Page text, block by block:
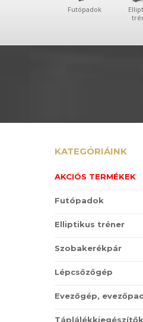
Futópadok
KATEGÓRIÁINK
AKCIÓS TERMÉKEK
Futópadok
Elliptikus tréner
Szobakerékpár
Lépcsőzőgép
Evezőgép,
Táplálékkiegészítők